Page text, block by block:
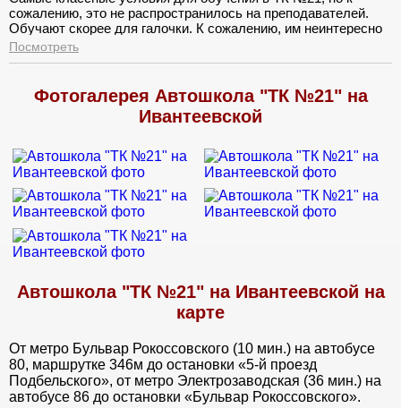
сожалению, это не распространилось на преподавателей.
Обучают скорее для галочки. К сожалению, им неинтересно
чтобы от них уходили со знаниями. На вождении дела
обстоят также. Машины хорошие видно, что за ними следят,
недалекими шуточками. Попросила заменить, но все
оказались заняты. Отмучила я все занятия, а потом долго
Посмотреть
Фотогалерея Автошкола "ТК №21" на
Ивантеевской
Автошкола "ТК №21" на Ивантеевской на
карте
От метро Бульвар Рокоссовского (10 мин.) на автобусе
80, маршрутке 346м до остановки «5-й проезд
Подбельского», от метро Электрозаводская (36 мин.) на
автобусе 86 до остановки «Бульвар Рокоссовского».